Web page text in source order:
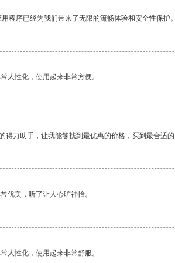
程序已经为我们带来了无限的流畅体验和安全性保护。
人性化，使用起来非常方便。
得力助手，让我能够找到最优惠的价格，买到最合适的
优美，听了让人心旷神怡。
人性化，使用起来非常舒服。